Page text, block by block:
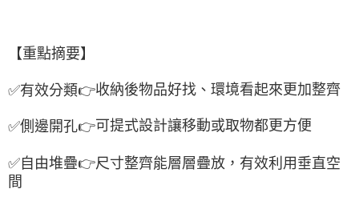
【重點摘要】
✅有效分類👉收納後物品好找、環境看起來更加整齊
✅側邊開孔👉可提式設計讓移動或取物都更方便
✅自由堆疊👉尺寸整齊能層層疊放，有效利用垂直空
間